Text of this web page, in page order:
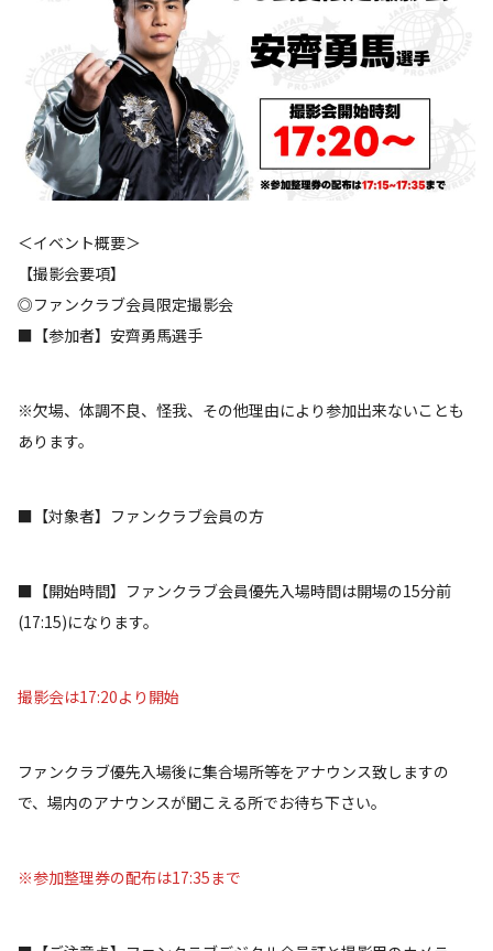
＜イベント概要＞
【撮影会要項】
◎ファンクラブ会員限定撮影会
■【参加者】安齊勇馬選手
※欠場、体調不良、怪我、その他理由により参加出来ないことも
あります。
■【対象者】ファンクラブ会員の方
■【開始時間】ファンクラブ会員優先入場時間は開場の15分前
(17:15)になります。
撮影会は17:20より開始
ファンクラブ優先入場後に集合場所等をアナウンス致しますの
で、場内のアナウンスが聞こえる所でお待ち下さい。
※参加整理券の配布は17:35まで